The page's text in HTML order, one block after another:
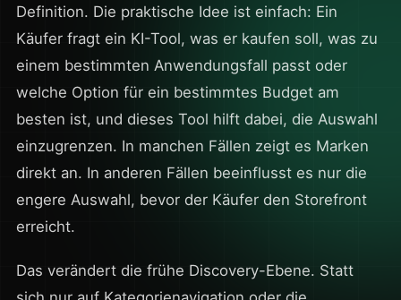
Definition. Die praktische Idee ist einfach: Ein
Käufer fragt ein KI-Tool, was er kaufen soll, was zu
einem bestimmten Anwendungsfall passt oder
welche Option für ein bestimmtes Budget am
besten ist, und dieses Tool hilft dabei, die Auswahl
einzugrenzen. In manchen Fällen zeigt es Marken
direkt an. In anderen Fällen beeinflusst es nur die
engere Auswahl, bevor der Käufer den Storefront
erreicht.
Das verändert die frühe Discovery-Ebene. Statt